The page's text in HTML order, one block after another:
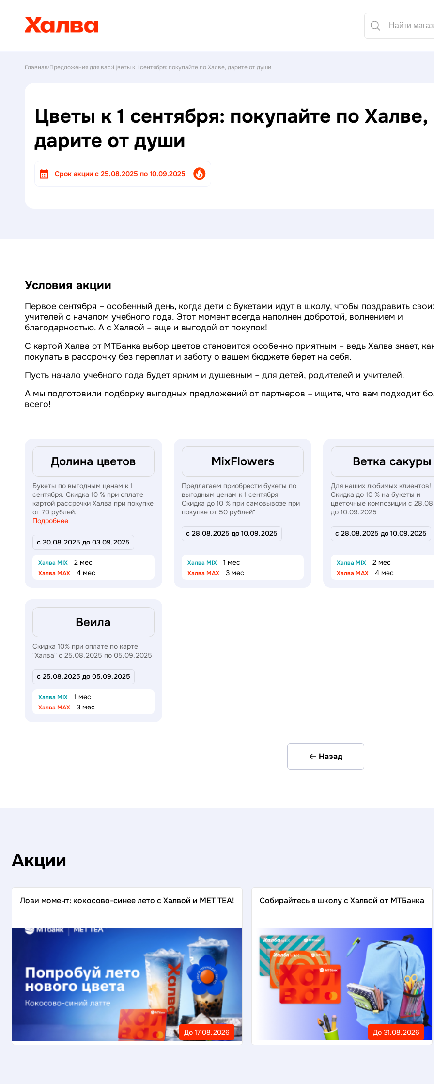
Главная Предложения для вас Цветы к 1 сентября: покупайте по Халве, дарите от души
Цветы к 1 сентября: покупайте по Халве,
дарите от души
Cрок акции с 25.08.2025 по 10.09.2025
Условия акции
Первое сентября – особенный день, когда дети с букетами идут в школу, чтобы поздравить
учителей с началом учебного года. Этот момент всегда наполнен добротой, волнением и
благодарностью. А с Халвой – еще и выгодой от покупок!
С картой Халва от МТБанка выбор цветов становится особенно приятным – ведь Халва знает,
покупать в рассрочку без переплат и заботу о вашем бюджете берет на себя.
Пусть начало учебного года будет ярким и душевным – для детей, родителей и учителей.
А мы подготовили подборку выгодных предложений от партнеров – ищите, что вам подходит
всего!
Долина цветов
Букеты по выгодным ценам к 1
сентября. Скидка 10 % при оплате
картой рассрочки Халва при покупке
от 70 рублей.
Подробнее
с 30.08.2025 до 03.09.2025
Халва MIX 2 мес
Халва MAX 4 мес
MixFlowers
Предлагаем приобрести букеты по
выгодным ценам к 1 сентября.
Скидка до 10 % при самовывозе при
покупке от 50 рублей"
с 28.08.2025 до 10.09.2025
Халва MIX 1 мес
Халва MAX 3 мес
Ветка сакуры
Для наших любимых клиентов!
Скидка до 10 % на букеты и
цветочные композиции с
до 10.09.2025
с 28.08.2025 до 10.09.2025
Халва MIX 2 мес
Халва MAX 4 мес
Веила
Скидка 10% при оплате по карте
"Халва" с 25.08.2025 по 05.09.2025
с 25.08.2025 до 05.09.2025
Халва MIX 1 мес
Халва MAX 3 мес
Назад
Акции
Лови момент: кокосово-синее лето с Халвой и MET TEA!
До 17.08.2026
Собирайтесь в школу с Халвой от МТБанка
До 31.08.2026